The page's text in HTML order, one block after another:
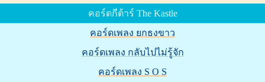
คอร์ดกีต้าร์ The Kastle
คอร์ดเพลง ยกธงขาว
คอร์ดเพลง กลับไปไม่รู้จัก
คอร์ดเพลง S O S